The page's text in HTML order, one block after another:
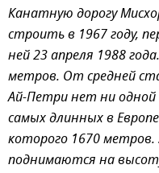
Канатную дорогу
строить в 1967 году,
ней 23 апреля 1988
метров. От средней
Ай-Петри нет ни
самых длинных в
которого 1670
поднимаются на